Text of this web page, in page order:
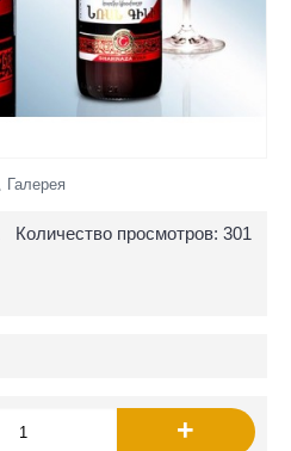
Галерея
Количество просмотров: 301
+